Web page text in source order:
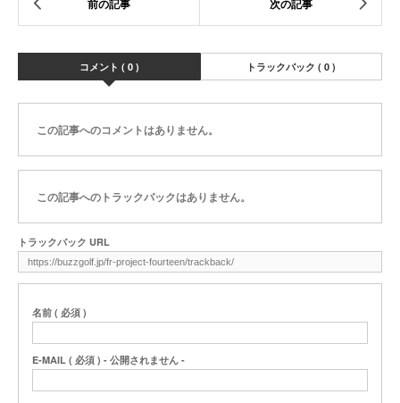
コメント ( 0 ) トラックバック ( 0 )
この記事へのコメントはありません。
この記事へのトラックバックはありません。
トラックバック URL
名前 ( 必須 )
E-MAIL ( 必須 ) - 公開されません -